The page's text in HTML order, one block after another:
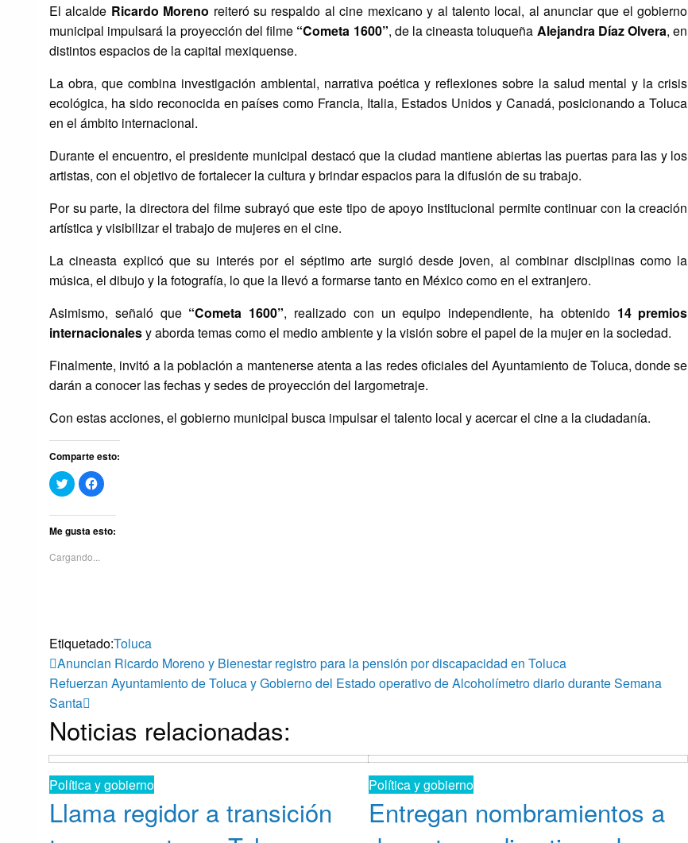
El alcalde Ricardo Moreno reiteró su respaldo al cine mexicano y al talento local, al anunciar que el gobierno
municipal impulsará la proyección del filme “Cometa 1600”, de la cineasta toluqueña Alejandra Díaz Olvera, en
distintos espacios de la capital mexiquense.
La obra, que combina investigación ambiental, narrativa poética y reflexiones sobre la salud mental y la crisis
ecológica, ha sido reconocida en países como Francia, Italia, Estados Unidos y Canadá, posicionando a Toluca
en el ámbito internacional.
Durante el encuentro, el presidente municipal destacó que la ciudad mantiene abiertas las puertas para las y los
artistas, con el objetivo de fortalecer la cultura y brindar espacios para la difusión de su trabajo.
Por su parte, la directora del filme subrayó que este tipo de apoyo institucional permite continuar con la creación
artística y visibilizar el trabajo de mujeres en el cine.
La cineasta explicó que su interés por el séptimo arte surgió desde joven, al combinar disciplinas como la
música, el dibujo y la fotografía, lo que la llevó a formarse tanto en México como en el extranjero.
Asimismo, señaló que “Cometa 1600”, realizado con un equipo independiente, ha obtenido 14 premios
internacionalesy aborda temas como el medio ambiente y la visión sobre el papel de la mujer en la sociedad.
Finalmente, invitó a la población a mantenerse atenta a las redes oficiales del Ayuntamiento de Toluca, donde se
darán a conocer las fechas y sedes de proyección del largometraje.
Con estas acciones, el gobierno municipal busca impulsar el talento local y acercar el cine a la ciudadanía.
Comparte esto:
Haz
clic
para
en
Twitter
(Se
en
una
Haz
clic
en
Facebook
(Se
en
Me gusta esto:
Cargando...
Etiquetado:Toluca
Navegación
de
entradas
Entrada
anterior
Anuncian Ricardo Moreno y Bienestar registro para la pensión por discapacidad en Toluca
Entrada
siguiente
Refuerzan Ayuntamiento de Toluca y Gobierno del Estado operativo de Alcoholímetro diario durante Semana
Santa
Noticias relacionadas:
Política y gobierno
Llama regidor a transición
Política y gobierno
Entregan nombramientos a